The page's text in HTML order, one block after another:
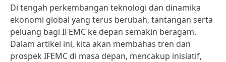
Di tengah perkembangan teknologi dan dinamika
ekonomi global yang terus berubah, tantangan serta
peluang bagi IFEMC ke depan semakin beragam.
Dalam artikel ini, kita akan membahas tren dan
prospek IFEMC di masa depan, mencakup inisiatif,